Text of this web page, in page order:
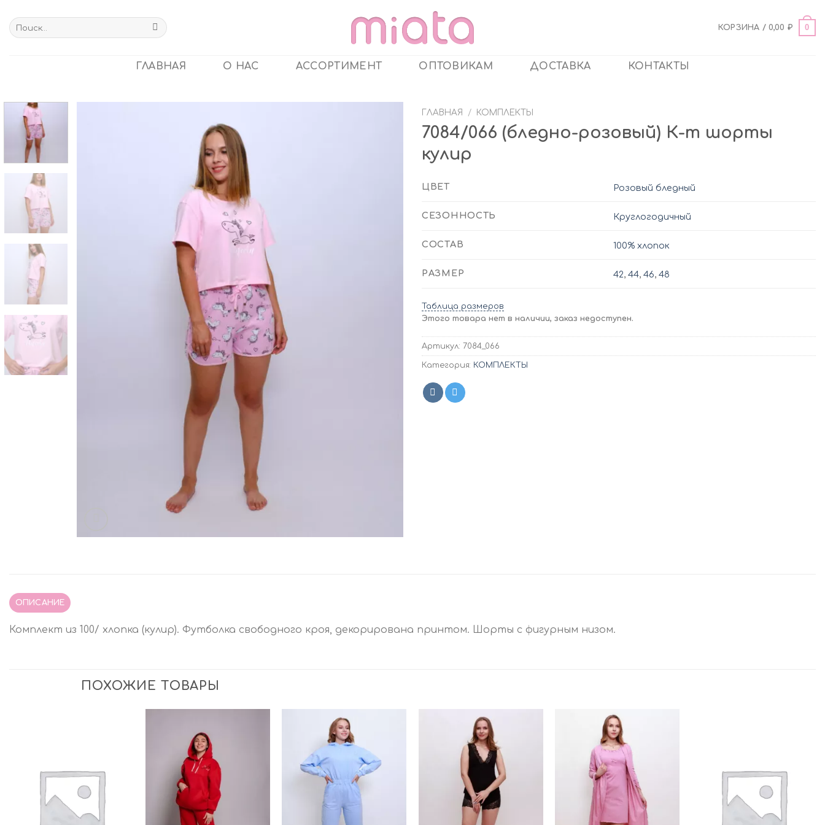
content
Искать:
КОРЗИНА /0,00 ₽ 0
ГЛАВНАЯ О НАС АССОРТИМЕНТ ОПТОВИКАМ ДОСТАВКА КОНТАКТЫ
ГЛАВНАЯ / КОМПЛЕКТЫ
7084/066 (бледно-розовый) К-т шорты
кулир
ЦВЕТ Розовый бледный
СЕЗОННОСТЬ Круглогодичный
СОСТАВ 100% хлопок
РАЗМЕР 42,44,46,48
Таблица размеров
Этого товара нет в наличии, заказ недоступен.
Артикул: 7084_066
Категория: КОМПЛЕКТЫ
ОПИСАНИЕ
Комплект из 100/ хлопка (кулир). Футболка свободного кроя, декорирована принтом. Шорты с фигурным низом.
ПОХОЖИЕ ТОВАРЫ